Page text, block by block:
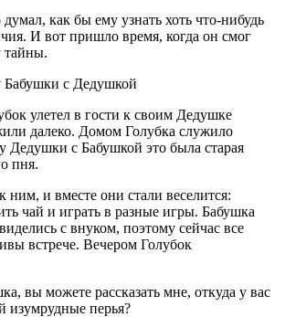
как бы ему узнать хоть что-нибудь
И вот пришло время, когда он смог
тайны.
Бабушки с Дедушкой
улетел в гости к своим Дедушке
далеко. Домом Голубка служило
Дедушки с Бабушкой это была старая
пня.
ним, и вместе они стали веселится:
чай и играть в разные игры. Бабушка
с внуком, поэтому сейчас все
встрече. Вечером Голубок
вы можете рассказать мне, откуда у вас
изумрудные перья?